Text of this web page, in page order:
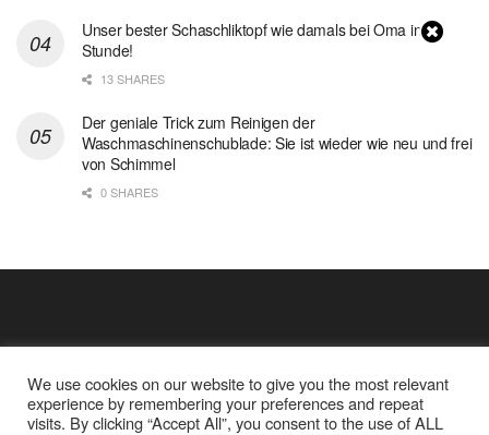
Unser bester Schaschliktopf wie damals bei Oma in 1
Stunde!
13 SHARES
Der geniale Trick zum Reinigen der
Waschmaschinenschublade: Sie ist wieder wie neu und frei
von Schimmel
0 SHARES
We use cookies on our website to give you the most relevant
experience by remembering your preferences and repeat
visits. By clicking “Accept All”, you consent to the use of ALL